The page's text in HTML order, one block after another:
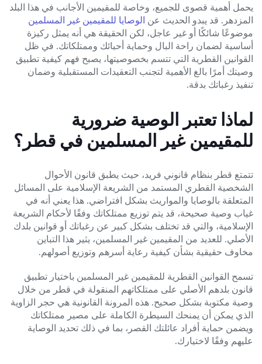
يحمل أهمية قصوى للجميع، وخاصة للمقيمين الأجانب في هذا البلد
المزدهر. قد يبدو الحديث عن الوصايا للمقيمين غير المسلمين
موضوعًا شائكًا أو غير عاجل، لكن الحقيقة هي أنه يمثل ركيزة
أساسية لضمان راحة البال وحماية أحبائك وممتلكاتك. في ظل
القوانين القطرية التي تتسم بخصوصيتها، يصبح فهم كيفية تطبيق
وصيتك أمرًا بالغ الأهمية لتجنب التعقيدات المستقبلية وضمان
تنفيذ رغباتك بدقة.
لماذا تعتبر الوصية ضرورية
للمقيمين غير المسلمين في قطر؟
تتمتع قطر بنظام قانوني فريد، حيث يطبق قانون الأحوال
الشخصية القطري المستمد من الشريعة الإسلامية على المسائل
المتعلقة بالوصايا والمواريث بشكل افتراضي. هذا يعني أنه في
غياب وصية صحيحة، قد يتم توزيع ممتلكاتك وفقًا لأحكام الشريعة
الإسلامية، والتي قد تختلف بشكل كبير عن رغباتك أو قوانين بلدك
الأصلي. للعديد من المقيمين غير المسلمين، يثير هذا التباين
مخاوف حقيقية بشأن كيفية رعاية أسرهم وتوزيع أصولهم.
تسمح القوانين القطرية للمقيمين غير المسلمين باختيار تطبيق
قانون بلدهم الأصلي على ممتلكاتهم المنقولة في قطر من خلال
وصية مكتوبة بشكل صحيح. هذه المرونة القانونية هي حجر الزاوية
الذي يمكن أن يمنحك السيطرة الكاملة على مصير ممتلكاتك
ويضمن حماية أفراد عائلتك القصر، بما في ذلك تحديد الوصاية
عليهم وفقًا لاختيارك.